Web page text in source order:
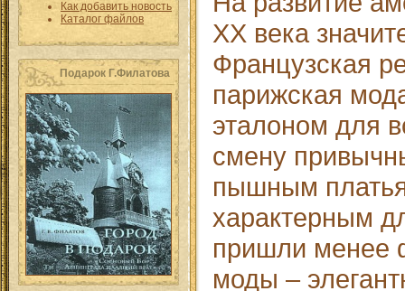
Как добавить новость
Каталог файлов
Подарок Г.Филатова
XX века
Французская
парижская
эталоном для
смену
пышным
характерным
пришли менее
моды –